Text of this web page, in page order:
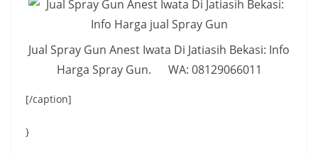
Jual Spray Gun Anest Iwata Di Jatiasih Bekasi: Info
Harga Spray Gun. WA: 08129066011
[/caption]
}